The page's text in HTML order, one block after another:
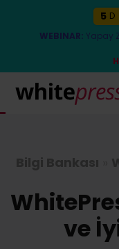
5 D
WEBINAR: Yapay
Bilgi Bankası
ve